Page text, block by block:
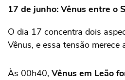
17 de junho: Vênus entre o
O dia 17 concentra dois
Vênus, e essa tensão merece
Às 00h40, Vênus em Leão